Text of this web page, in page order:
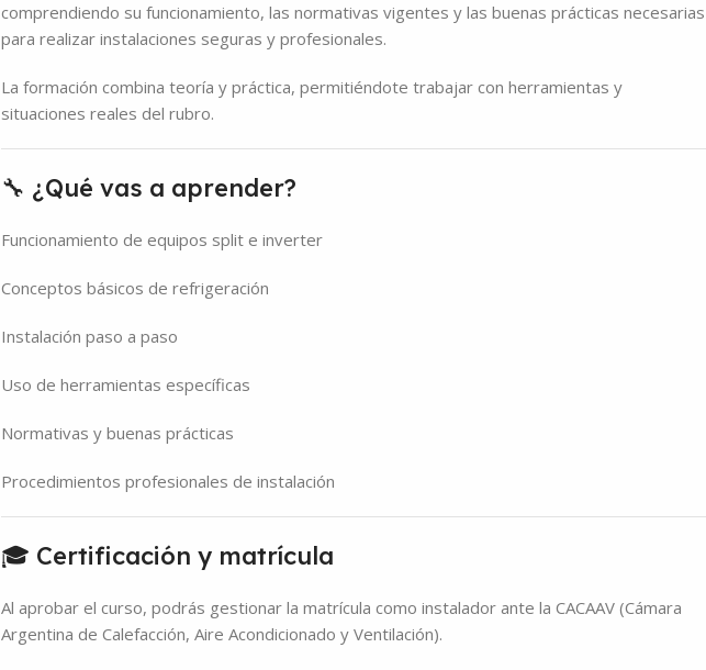
comprendiendo su funcionamiento, las normativas vigentes y las buenas prácticas necesarias
para realizar instalaciones seguras y profesionales.
La formación combina teoría y práctica, permitiéndote trabajar con herramientas y
situaciones reales del rubro.
🔧 ¿Qué vas a aprender?
Funcionamiento de equipos split e inverter
Conceptos básicos de refrigeración
Instalación paso a paso
Uso de herramientas específicas
Normativas y buenas prácticas
Procedimientos profesionales de instalación
🎓 Certificación y matrícula
Al aprobar el curso, podrás gestionar la matrícula como instalador ante la CACAAV (Cámara
Argentina de Calefacción, Aire Acondicionado y Ventilación).